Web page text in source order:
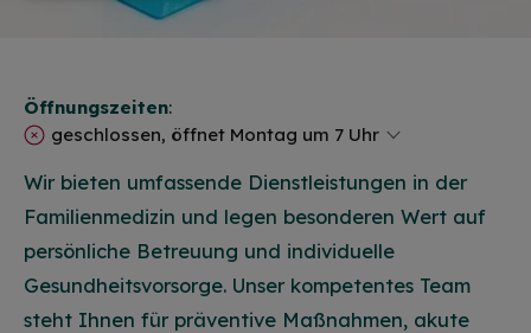
Öffnungszeiten:
geschlossen, öffnet Montag um 7 Uhr
Wir bieten umfassende Dienstleistungen in der
Familienmedizin und legen besonderen Wert auf
persönliche Betreuung und individuelle
Gesundheitsvorsorge. Unser kompetentes Team
steht Ihnen für präventive Maßnahmen, akute